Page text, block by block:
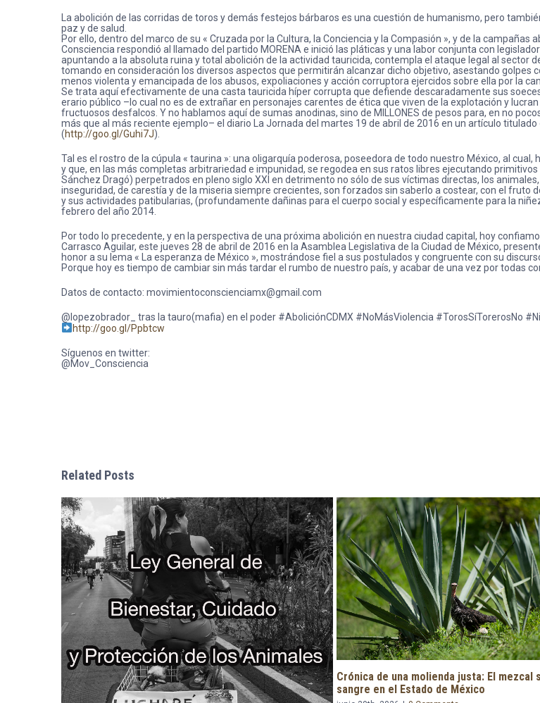
La abolición de las corridas de toros y demás festejos bárbaros es una cuestión de humanismo, pero
paz y de salud.
Por ello, dentro del marco de su « Cruzada por la Cultura, la Conciencia y la Compasión », y de la campañas
Consciencia respondió al llamado del partido MORENA e inició las pláticas y una labor conjunta con
apuntando a la absoluta ruina y total abolición de la actividad tauricida, contempla el ataque legal al
tomando en consideración los diversos aspectos que permitirán alcanzar dicho objetivo, asestando golpes
menos violenta y emancipada de los abusos, expoliaciones y acción corruptora ejercidos sobre ella por la
Se trata aquí efectivamente de una casta tauricida híper corrupta que defiende descaradamente sus
erario público –lo cual no es de extrañar en personajes carentes de ética que viven de la explotación y
fructuosos desfalcos. Y no hablamos aquí de sumas anodinas, sino de MILLONES de pesos para, en no
más que al más reciente ejemplo– el diario La Jornada del martes 19 de abril de 2016 en un artículo
(http://goo.gl/Guhi7J).
Tal es el rostro de la cúpula « taurina »: una oligarquía poderosa, poseedora de todo nuestro México, al
y que, en las más completas arbitrariedad e impunidad, se regodea en sus ratos libres ejecutando
Sánchez Dragó) perpetrados en pleno siglo XXI en detrimento no sólo de sus víctimas directas, los
inseguridad, de carestía y de la miseria siempre crecientes, son forzados sin saberlo a costear, con el fruto
y sus actividades patibularias, (profundamente dañinas para el cuerpo social y específicamente para la
febrero del año 2014.
Por todo lo precedente, y en la perspectiva de una próxima abolición en nuestra ciudad capital, hoy
Carrasco Aguilar, este jueves 28 de abril de 2016 en la Asamblea Legislativa de la Ciudad de México,
honor a su lema « La esperanza de México », mostrándose fiel a sus postulados y congruente con su
Porque hoy es tiempo de cambiar sin más tardar el rumbo de nuestro país, y acabar de una vez por todas
Datos de contacto: movimientoconscienciamx@gmail.com
@lopezobrador_ tras la tauro(mafia) en el poder #AboliciónCDMX #NoMásViolencia #TorosSíTorerosNo
http://goo.gl/Ppbtcw
Síguenos en twitter:
@Mov_Consciencia
Related Posts
Crónica de una molienda justa: El mezcal sin tracción a
sangre en el Estado de México
Es momento de evolucionar y transformar